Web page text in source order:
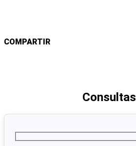
COMPARTIR
Consultas